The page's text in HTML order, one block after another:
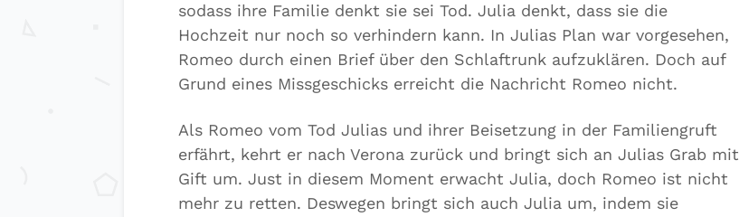
sodass ihre Familie denkt sie sei Tod. Julia denkt, dass sie die
Hochzeit nur noch so verhindern kann. In Julias Plan war vorgesehen,
Romeo durch einen Brief über den Schlaftrunk aufzuklären. Doch auf
Grund eines Missgeschicks erreicht die Nachricht Romeo nicht.
Als Romeo vom Tod Julias und ihrer Beisetzung in der Familiengruft
erfährt, kehrt er nach Verona zurück und bringt sich an Julias Grab mit
Gift um. Just in diesem Moment erwacht Julia, doch Romeo ist nicht
mehr zu retten. Deswegen bringt sich auch Julia um, indem sie